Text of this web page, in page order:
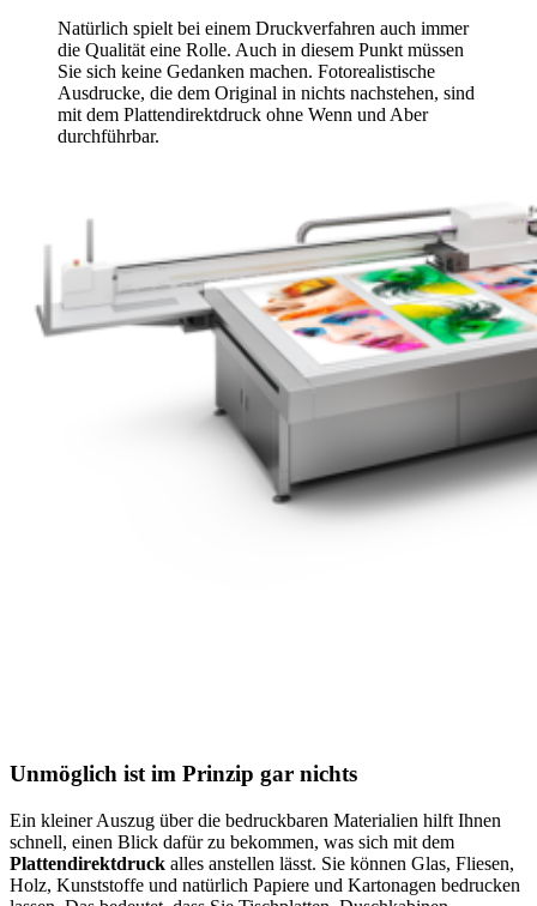
Natürlich spielt bei einem Druckverfahren auch immer
die Qualität eine Rolle. Auch in diesem Punkt müssen
Sie sich keine Gedanken machen. Fotorealistische
Ausdrucke, die dem Original in nichts nachstehen, sind
mit dem Plattendirektdruck ohne Wenn und Aber
durchführbar.
Unmöglich ist im Prinzip gar nichts
Ein kleiner Auszug über die bedruckbaren Materialien hilft Ihnen
schnell, einen Blick dafür zu bekommen, was sich mit dem
Plattendirektdruck alles anstellen lässt. Sie können Glas, Fliesen,
Holz, Kunststoffe und natürlich Papiere und Kartonagen bedrucken